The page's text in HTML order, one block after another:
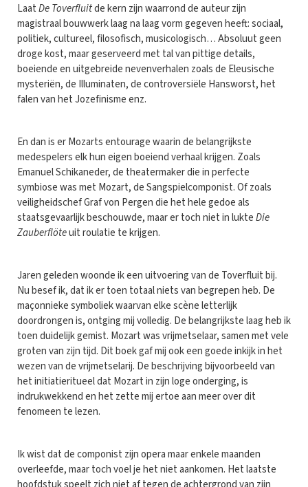
LaatDe Toverfluitde kern zijn waarrond de auteur zijn
magistraal bouwwerk laag na laag vorm gegeven heeft: sociaal,
politiek, cultureel, filosofisch, musicologisch… Absoluut geen
droge kost, maar geserveerd met tal van pittige details,
boeiende en uitgebreide nevenverhalen zoals de Eleusische
mysteriën, de Illuminaten, de controversiële Hansworst, het
falen van het Jozefinisme enz.
En dan is er Mozarts entourage waarin de belangrijkste
medespelers elk hun eigen boeiend verhaal krijgen. Zoals
Emanuel Schikaneder, de theatermaker die in perfecte
symbiose was met Mozart, de Sangspielcomponist. Of zoals
veiligheidschef Graf von Pergen die het hele gedoe als
staatsgevaarlijk beschouwde, maar er toch niet in lukteDie
Zauberflöteuit roulatie te krijgen.
Jaren geleden woonde ik een uitvoering van de Toverfluit bij.
Nu besef ik, dat ik er toen totaal niets van begrepen heb. De
maçonnieke symboliek waarvan elke scène letterlijk
doordrongen is, ontging mij volledig. De belangrijkste laag heb ik
toen duidelijk gemist. Mozart was vrijmetselaar, samen met vele
groten van zijn tijd. Dit boek gaf mij ook een goede inkijk in het
wezen van de vrijmetselarij. De beschrijving bijvoorbeeld van
het initiatieritueel dat Mozart in zijn loge onderging, is
indrukwekkend en het zette mij ertoe aan meer over dit
fenomeen te lezen.
Ik wist dat de componist zijn opera maar enkele maanden
overleefde, maar toch voel je het niet aankomen. Het laatste